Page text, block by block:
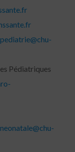
Pédiatriques